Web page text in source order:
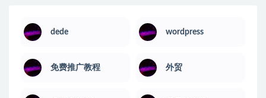
dede wordpress
免费推广教程 外贸